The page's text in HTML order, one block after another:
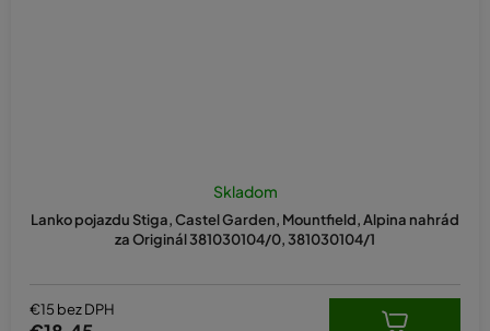
Lanko pojazdu Stiga, Castel Garden, Mountfield, Alpina nahrád
za Originál 381030104/0, 381030104/1
Skladom
€15 bez DPH